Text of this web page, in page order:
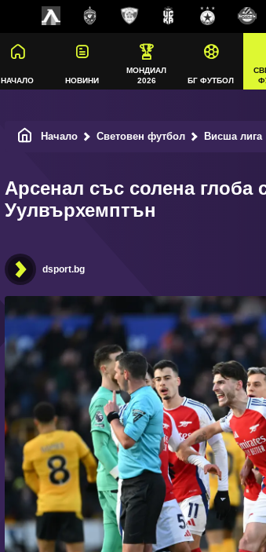
НАЧАЛО НОВИНИ
МОНДИАЛ
2026
БГ ФУТБОЛ
Начало Световен футбол Висша лига
Арсенал със солена глоба
Уулвърхемптън
dsport.bg